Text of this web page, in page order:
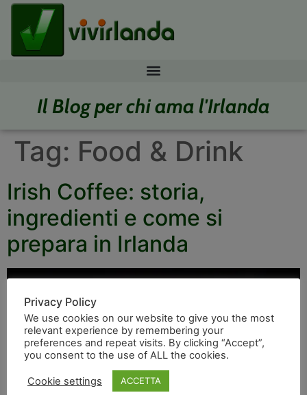
Il Blog per chi ama l'Irlanda
Tag: Food & Drink
Irish Coffee: storia,
ingredienti e come si
prepara in Irlanda
Privacy Policy
We use cookies on our website to give you the most
relevant experience by remembering your
preferences and repeat visits. By clicking “Accept”,
you consent to the use of ALL the cookies.
Cookie settings ACCETTA